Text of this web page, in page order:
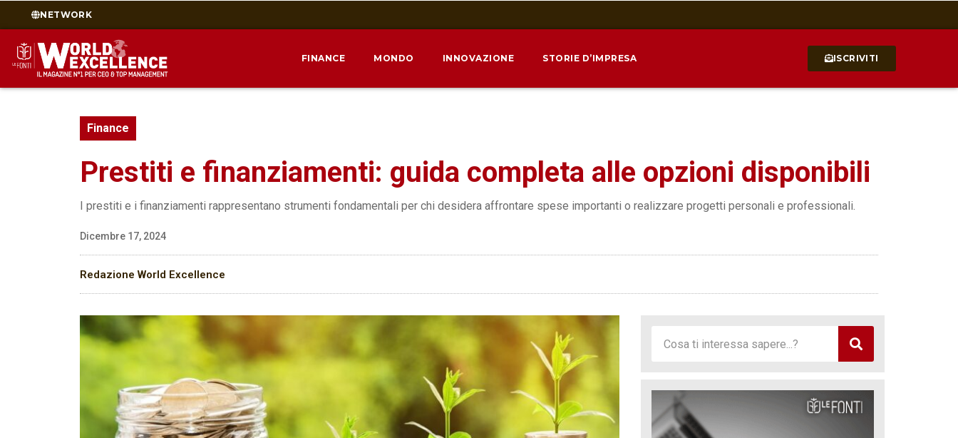
NETWORK
FINANCE MONDO INNOVAZIONE STORIE D’IMPRESA ISCRIVITI
Finance
Prestiti e finanziamenti: guida completa alle opzioni disponibili
I prestiti e i finanziamenti rappresentano strumenti fondamentali per chi desidera affrontare spese importanti o realizzare progetti personali e professionali.
Dicembre 17, 2024
Redazione World Excellence